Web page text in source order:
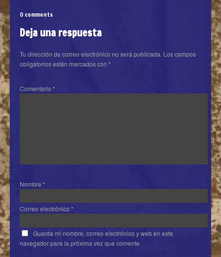
0 comments
Deja una respuesta
Tu dirección de correo electrónico no será publicada. Los campos
obligatorios están marcados con *
Comentario *
Nombre *
Correo electrónico *
Guarda mi nombre, correo electrónico y web en este
navegador para la próxima vez que comente.